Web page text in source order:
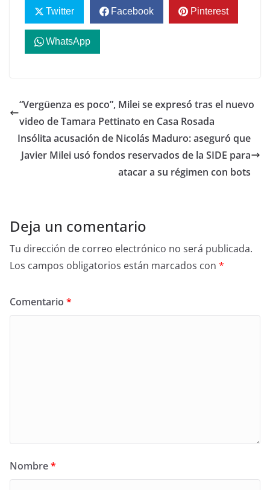
Twitter Facebook Pinterest
WhatsApp
“Vergüenza es poco”, Milei se expresó tras el nuevo
video de Tamara Pettinato en Casa Rosada
Insólita acusación de Nicolás Maduro: aseguró que
Javier Milei usó fondos reservados de la SIDE para
atacar a su régimen con bots
Deja un comentario
Tu dirección de correo electrónico no será publicada.
Los campos obligatorios están marcados con *
Comentario *
Nombre*